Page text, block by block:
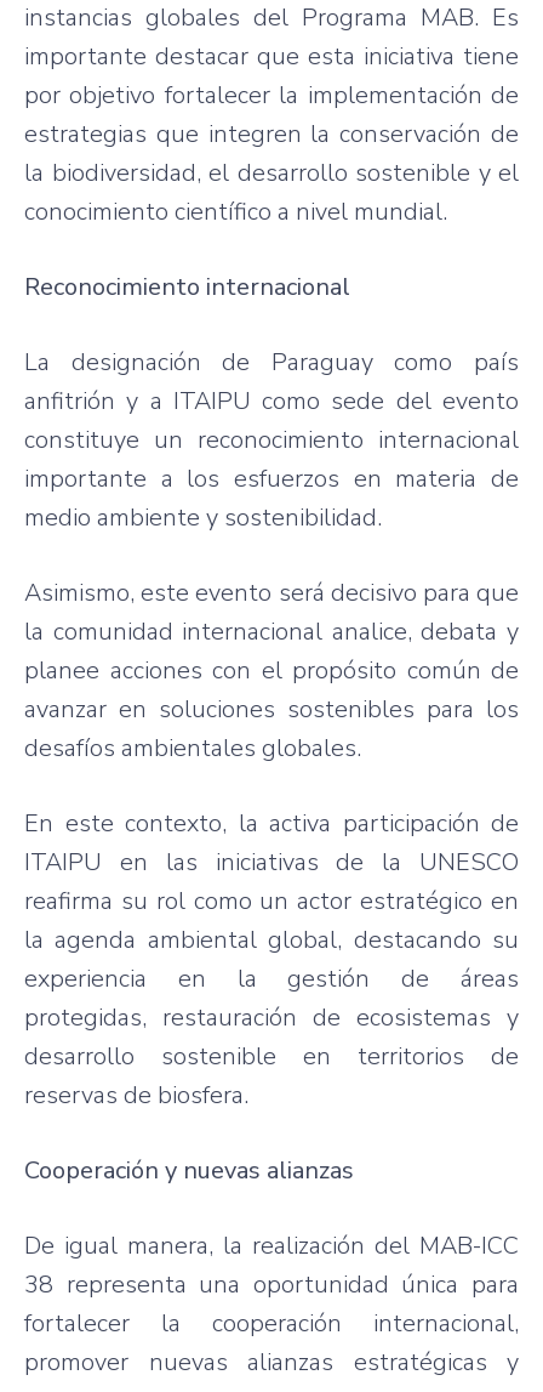
instancias globales del Programa MAB. Es
importante destacar que esta iniciativa tiene
por objetivo fortalecer la implementación de
estrategias que integren la conservación de
la biodiversidad, el desarrollo sostenible y el
conocimiento científico a nivel mundial.
Reconocimiento internacional
La designación de Paraguay como país
anfitrión y a ITAIPU como sede del evento
constituye un reconocimiento internacional
importante a los esfuerzos en materia de
medio ambiente y sostenibilidad.
Asimismo, este evento será decisivo para que
la comunidad internacional analice, debata y
planee acciones con el propósito común de
avanzar en soluciones sostenibles para los
desafíos ambientales globales.
En este contexto, la activa participación de
ITAIPU en las iniciativas de la UNESCO
reafirma su rol como un actor estratégico en
la agenda ambiental global, destacando su
experiencia en la gestión de áreas
protegidas, restauración de ecosistemas y
desarrollo sostenible en territorios de
reservas de biosfera.
Cooperación y nuevas alianzas
De igual manera, la realización del MAB-ICC
38 representa una oportunidad única para
fortalecer la cooperación internacional,
promover nuevas alianzas estratégicas y